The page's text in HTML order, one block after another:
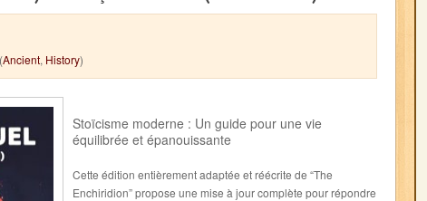
(Ancient, History)
Stoïcisme moderne : Un guide pour une vie
équilibrée et épanouissante
Cette édition entièrement adaptée et réécrite de “The
Enchiridion” propose une mise à jour complète pour répondre